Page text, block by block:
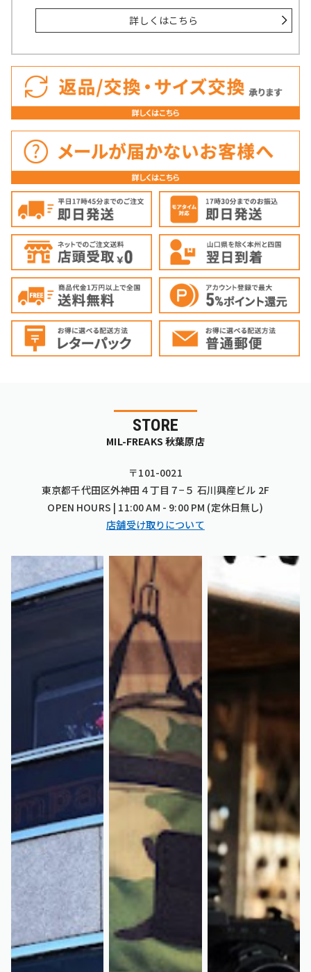
詳しくはこちら
STORE
MIL-FREAKS 秋葉原店
〒101-0021
東京都千代田区外神田４丁目７−５ 石川興産ビル 2F
OPEN HOURS | 11:00 AM - 9:00 PM (定休日無し)
店舗受け取りについて